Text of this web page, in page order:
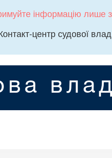
інформацію лише
центр судової